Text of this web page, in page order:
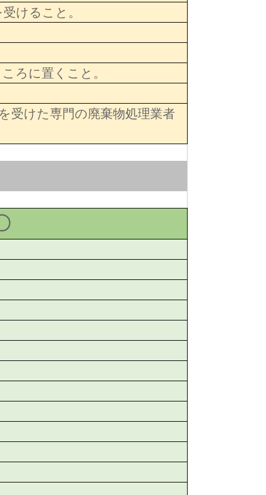
けること。
ろに置くこと。
受けた専門の廃棄物処理業者